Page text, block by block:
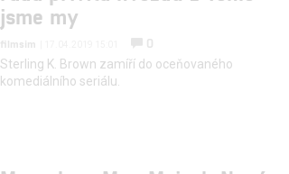
jsme my
filmsim
0
Sterling K. Brown zamíří do oceňovaného
komediálního seriálu.